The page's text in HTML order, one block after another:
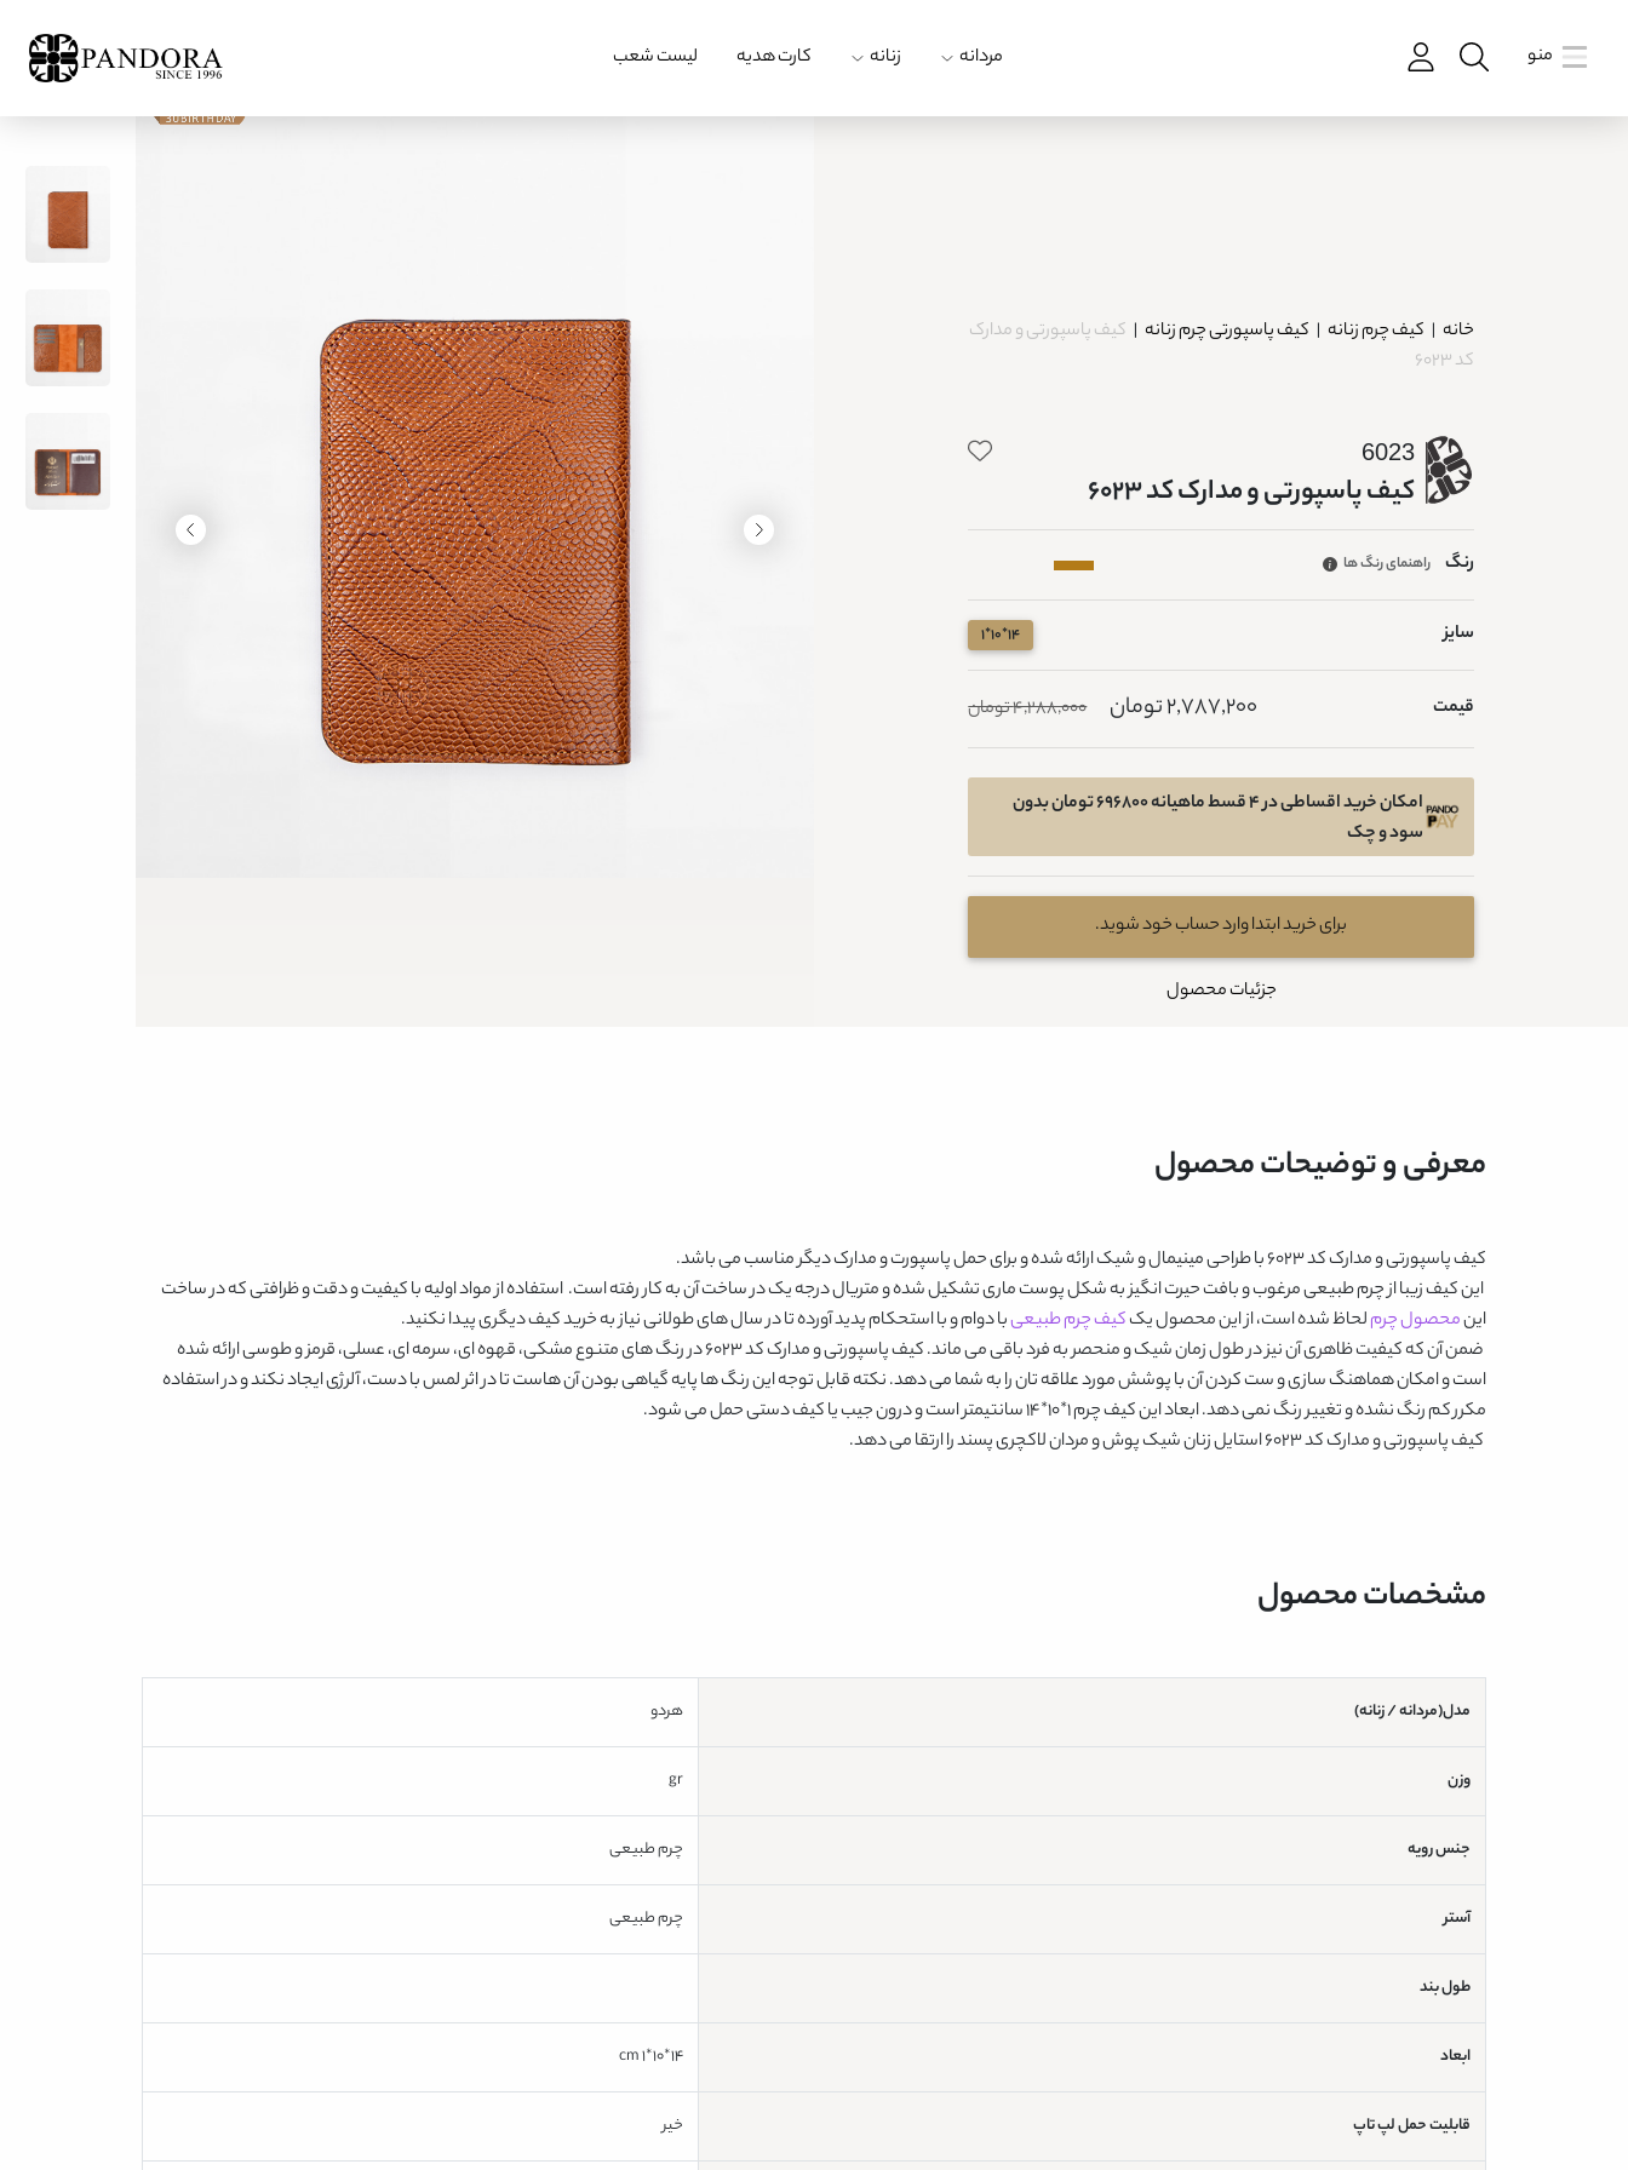
منو مردانه زنانه کارت هدیه لیست شعب
خانه | کیف چرم زنانه | کیف پاسپورتی چرم زنانه | کیف پاسپورتی و مدارک
کد 6023
6023
کیف پاسپورتی و مدارک کد 6023
رنگ راهنمای رنگ ها
سایز 14*10*1
قیمت 2,787,200 تومان 4,288,000 تومان
امکان خرید اقساطی در 4 قسط ماهیانه 696800 تومان بدون
سود و چک
برای خرید ابتدا وارد حساب خود شوید.
جزئیات محصول
معرفی و توضیحات محصول
کیف پاسپورتی و مدارک کد 6023
با طراحی مینیمال و شیک ارائه شده و برای حمل پاسپورت و مدارک دیگر مناسب می باشد.
این کیف زیبا از چرم طبیعی مرغوب و بافت حیرت انگیز به شکل پوست ماری تشکیل شده و متریال درجه یک در ساخت آن به کار رفته است. استفاده از مواد اولیه با کیفیت و دقت و ظرافتی که در ساخت
اینمحصول چرملحاظ شده است، از این محصول یککیف چرم طبیعیبا دوام و با استحکام پدید آورده تا در سال های طولانی نیاز به خرید کیف دیگری پیدا نکنید.
ضمن آن که کیفیت ظاهری آن نیز در طول زمان شیک و منحصر به فرد باقی می ماند.کیف پاسپورتی و مدارک کد 6023 در رنگ های متنوعمشکی، قهوه ای، سرمه ای، عسلی، قرمز و طوسیارائه شده
است و امکان هماهنگ سازی و ست کردن آن با پوشش مورد علاقه تان را به شما می دهد. نکته قابل توجه این رنگ ها پایه گیاهی بودن آن هاست تا در اثر لمس با دست، آلرژی ایجاد نکند و در استفاده
مکرر کم رنگ نشده و تغییر رنگ نمی دهد. ابعاد این کیف چرم 1*10*14 سانتیمتر است و درون جیب یا کیف دستی حمل می شود.
کیف پاسپورتی و مدارک کد 6023
استایل زنان شیک پوش و مردان لاکچری پسند را ارتقا می دهد.
مشخصات محصول
مدل(مردانه / زنانه) هردو
وزن gr
جنس رویه چرم طبیعی
آستر چرم طبیعی
طول بند
ابعاد 14*10*1 cm
قابلیت حمل لپ تاپ خیر